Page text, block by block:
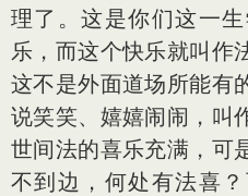
理了。这是你们这一
乐，而这个快乐就叫作
这不是外面道场所能有
说笑笑、嬉嬉闹闹，叫
世间法的喜乐充满，可
不到边，何处有法喜